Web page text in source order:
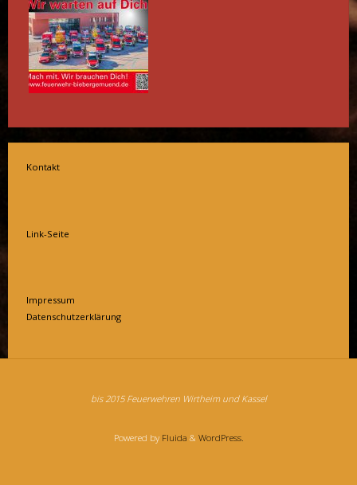
Kontakt
Link-Seite
Impressum
Datenschutzerklärung
bis 2015 Feuerwehren Wirtheim und Kassel
Powered byFluida & WordPress.